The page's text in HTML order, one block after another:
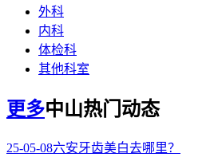
外科
内科
体检科
其他科室
更多中山热门动态
25-05-08六安牙齿美白去哪里？